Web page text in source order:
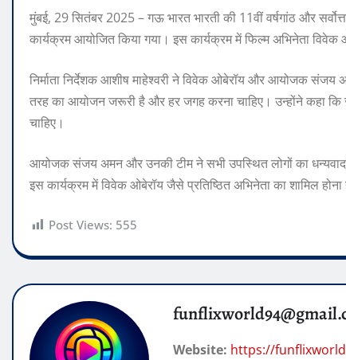
मुंबई, 29 सितंबर 2025 – गऊ भारत भारती की 11वीं वर्षगांठ और
कार्यक्रम आयोजित किया गया। इस कार्यक्रम में फिल्म अभिनेता विवेक
निर्माता निर्देशक आशीष माहेश्वरी ने विवेक ओबेरॉय और आयोजक
तरह का आयोजन जरूरी है और हर जगह करना चाहिए। उन्होंने कहा कि
चाहिए।
आयोजक संजय अमन और उनकी टीम ने सभी उपस्थित लोगों का
इस कार्यक्रम में विवेक ओबेरॉय जैसे प्रतिष्ठित अभिनेता का शामिल होना
Post Views: 555
Website: https://